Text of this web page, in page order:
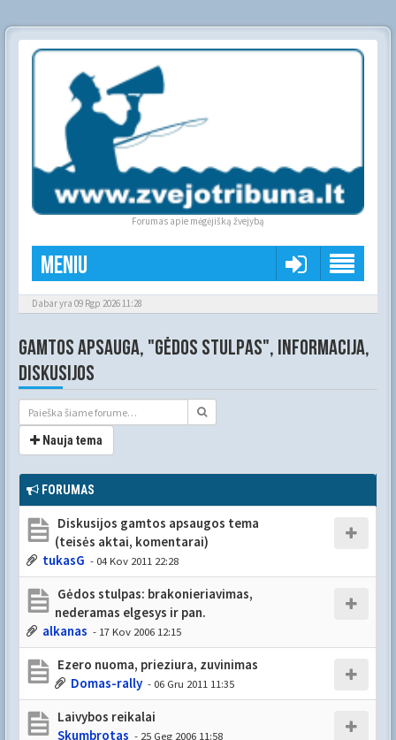
Forumas apie mėgėjišką žvejybą
Meniu
Dabar yra 09 Rgp 2026 11:28
GAMTOS APSAUGA, "GĖDOS STULPAS", INFORMACIJA,
DISKUSIJOS
Nauja tema
FORUMAS
Diskusijos gamtos apsaugos tema
(teisės aktai, komentarai)
tukasG - 04 Kov 2011 22:28
Gėdos stulpas: brakonieriavimas,
nederamas elgesys ir pan.
alkanas - 17 Kov 2006 12:15
Ezero nuoma, prieziura, zuvinimas
Domas-rally - 06 Gru 2011 11:35
Laivybos reikalai
Skumbrotas - 25 Geg 2006 11:58